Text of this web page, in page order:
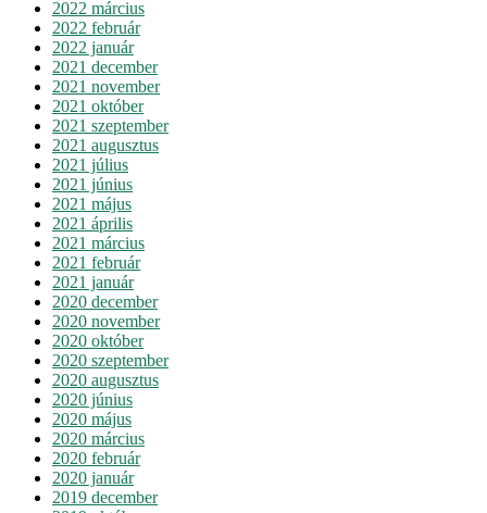
2022 március
2022 február
2022 január
2021 december
2021 november
2021 október
2021 szeptember
2021 augusztus
2021 július
2021 június
2021 május
2021 április
2021 március
2021 február
2021 január
2020 december
2020 november
2020 október
2020 szeptember
2020 augusztus
2020 június
2020 május
2020 március
2020 február
2020 január
2019 december